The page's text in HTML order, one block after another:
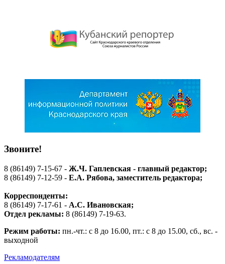
Звоните!
8 (86149) 7-15-67 - Ж.Ч. Гаплевская - главный редактор;
8 (86149) 7-12-59 - Е.А. Рябова, заместитель редактора;
Корреспонденты:
8 (86149) 7-17-61 - А.С. Ивановская;
Отдел рекламы: 8 (86149) 7-19-63.
Режим работы: пн.-чт.: с 8 до 16.00, пт.: с 8 до 15.00, сб., вс. -
выходной
Рекламодателям